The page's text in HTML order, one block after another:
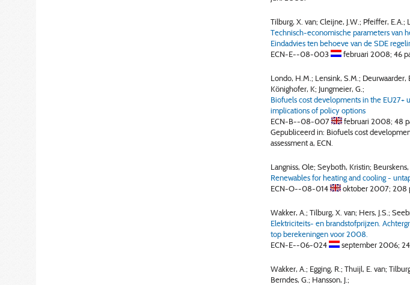
Tilburg, X. van; Cleijne, J.W.; Pfeiffer,
Technisch-economische parameters
Eindadvies ten behoeve van de SDE
ECN-E--08-003
februari 2008; 46
Londo, H.M.; Lensink, S.M.; Deurwaarder,
Könighofer, K; Jungmeier, G.;
Biofuels cost developments in the
implications of policy options
ECN-B--08-007
februari 2008; 48
Gepubliceerd in: Biofuels cost
assessment a, ECN.
Langniss, Ole; Seyboth, Kristin;
Renewables for heating and cooling -
ECN-O--08-014
oktober 2007; 208
Wakker, A.; Tilburg, X. van; Hers, J.S.;
Elektriciteits- en brandstofprijzen.
top berekeningen voor 2008.
ECN-E--06-024
september 2006;
Wakker, A.; Egging, R.; Thuijl, E. van;
Berndes, G.; Hansson, J.;